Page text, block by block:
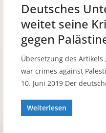
Deutsches
weitet seine
gegen
Übersetzung des Artikels
war crimes against
10. Juni 2019 Der
Weiterlesen